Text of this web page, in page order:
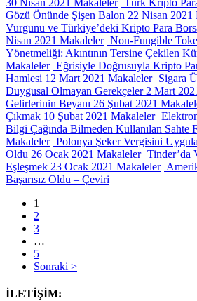
30 Nisan 2021 Makaleler Türk Kripto
Gözü Önünde Şişen Balon 22 Nisan 2021
Vurgunu ve Türkiye’deki Kripto Para
Nisan 2021 Makaleler Non-Fungible
Yönetmeliği: Akıntının Tersine Çekilen
Makaleler Eğrisiyle Doğrusuyla Kripto
Hamlesi 12 Mart 2021 Makaleler Sigara
Duygusal Olmayan Gerekçeler 2 Mart
Gelirlerinin Beyanı 26 Şubat 2021
Çıkmak 10 Şubat 2021 Makaleler
Bilgi Çağında Bilmeden Kullanılan Sahte
Makaleler Polonya Şeker Vergisini
Oldu 26 Ocak 2021 Makaleler Tinder’da
Eşleşmek 23 Ocak 2021 Makaleler
Başarısız Oldu – Çeviri
1
2
3
…
5
Sonraki >
İLETİŞİM: